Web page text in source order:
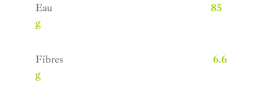
Eau
85
g
Fibres6.6
g